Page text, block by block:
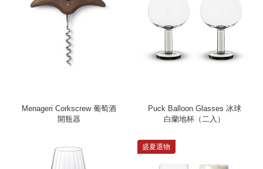
Menageri Corkscrew 葡萄酒
開瓶器
Puck Balloon Glasses 冰球
白蘭地杯（二入）
盛夏選物